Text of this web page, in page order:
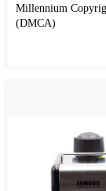
Millennium
(DMCA)